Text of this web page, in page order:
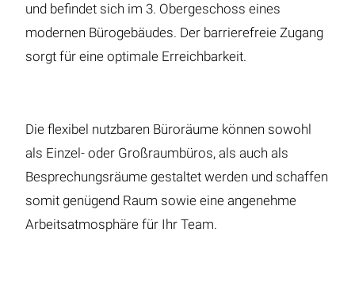
und befindet sich im 3. Obergeschoss eines
modernen Bürogebäudes. Der barrierefreie Zugang
sorgt für eine optimale Erreichbarkeit.
Die flexibel nutzbaren Büroräume können sowohl
als Einzel- oder Großraumbüros, als auch als
Besprechungsräume gestaltet werden und schaffen
somit genügend Raum sowie eine angenehme
Arbeitsatmosphäre für Ihr Team.